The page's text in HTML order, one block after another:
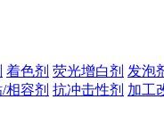
着色剂 荧光增白剂 发泡
相容剂 抗冲击性剂 加工